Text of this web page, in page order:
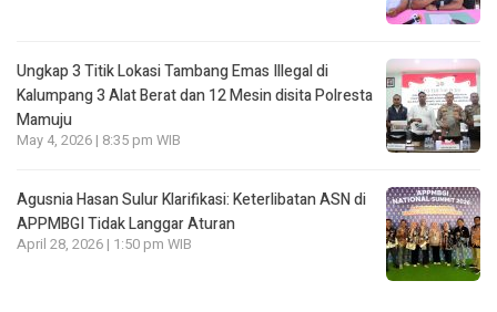
Ungkap 3 Titik Lokasi Tambang Emas Illegal di
Kalumpang 3 Alat Berat dan 12 Mesin disita Polresta
Mamuju
May 4, 2026 | 8:35 pm WIB
Agusnia Hasan Sulur Klarifikasi: Keterlibatan ASN di
APPMBGI Tidak Langgar Aturan
April 28, 2026 | 1:50 pm WIB